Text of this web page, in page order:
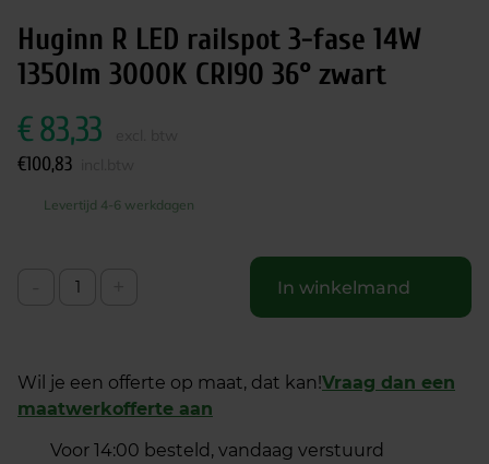
Huginn R LED railspot 3-fase 14W
1350lm 3000K CRI90 36° zwart
€83,33
€100,83
Levertijd 4-6 werkdagen
In winkelmand
Wil je een offerte op maat, dat kan!Vraag dan een
maatwerkofferte aan
Voor 14:00 besteld, vandaag verstuurd